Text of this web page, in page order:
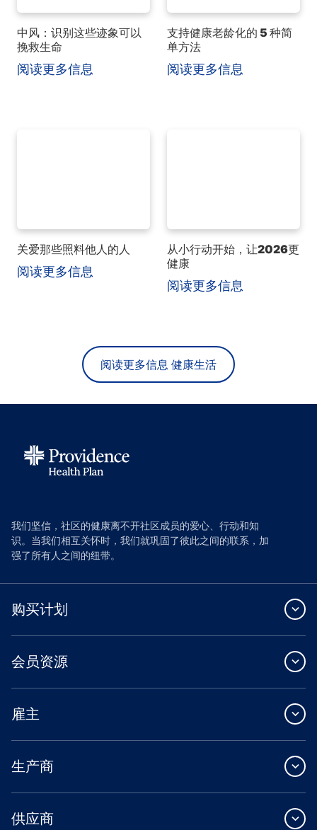
中风：识别这些迹象可以
挽救生命
阅读更多信息
支持健康老龄化的 5 种简
单方法
阅读更多信息
关爱那些照料他人的人
阅读更多信息
从小行动开始，让2026更
健康
阅读更多信息
阅读更多信息 健康生活
我们坚信，社区的健康离不开社区成员的爱心、行动和知
识。当我们相互关怀时，我们就巩固了彼此之间的联系，加
强了所有人之间的纽带。
购买计划
会员资源
雇主
生产商
供应商